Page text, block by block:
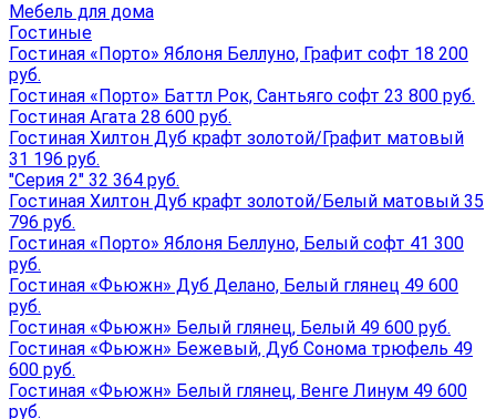
Мебель для дома
Гостиные
Гостиная «Порто» Яблоня Беллуно, Графит софт 18 200
руб.
Гостиная «Порто» Баттл Рок, Сантьяго софт 23 800 руб.
Гостиная Агата 28 600 руб.
Гостиная Хилтон Дуб крафт золотой/Графит матовый
31 196 руб.
"Серия 2" 32 364 руб.
Гостиная Хилтон Дуб крафт золотой/Белый матовый 35
796 руб.
Гостиная «Порто» Яблоня Беллуно, Белый софт 41 300
руб.
Гостиная «Фьюжн» Дуб Делано, Белый глянец 49 600
руб.
Гостиная «Фьюжн» Белый глянец, Белый 49 600 руб.
Гостиная «Фьюжн» Бежевый, Дуб Сонома трюфель 49
600 руб.
Гостиная «Фьюжн» Белый глянец, Венге Линум 49 600
руб.